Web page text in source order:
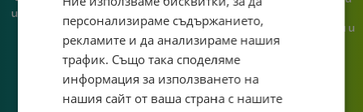
имаш нужда от консултация
или справяне с проблем.
гарантираме бърза реакция и
познаване на твоята
персонализираме съдържанието,
рекламите и да анализираме нашия
трафик. Също така споделяме
информация за използването на
нашия сайт от ваша страна с нашите